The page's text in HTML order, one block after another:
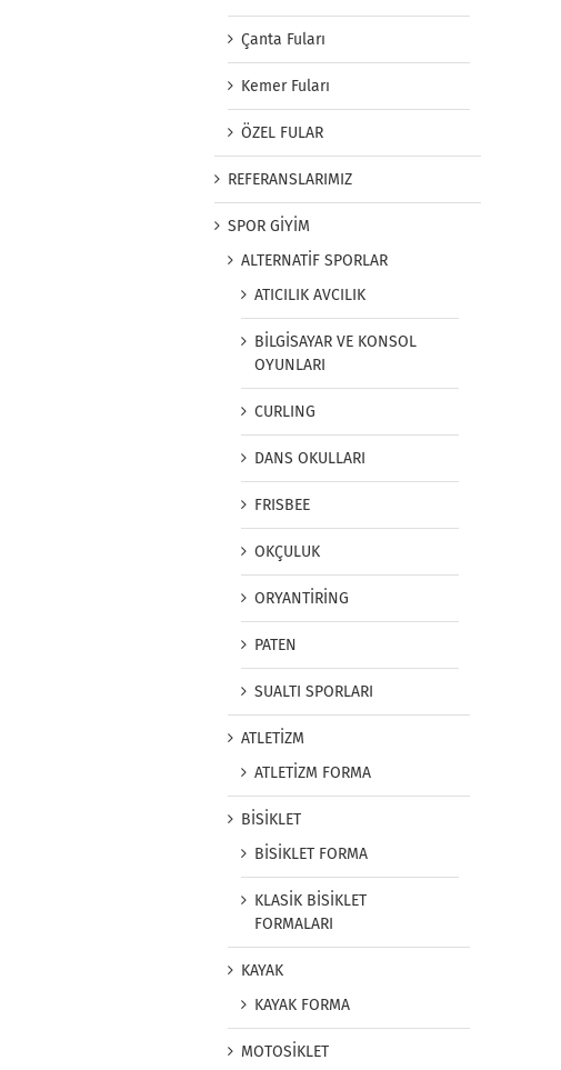
Çanta Fuları
Kemer Fuları
ÖZEL FULAR
REFERANSLARIMIZ
SPOR GİYİM
ALTERNATİF SPORLAR
ATICILIK AVCILIK
BİLGİSAYAR VE KONSOL
OYUNLARI
CURLING
DANS OKULLARI
FRISBEE
OKÇULUK
ORYANTİRİNG
PATEN
SUALTI SPORLARI
ATLETİZM
ATLETİZM FORMA
BİSİKLET
BİSİKLET FORMA
KLASİK BİSİKLET
FORMALARI
KAYAK
KAYAK FORMA
MOTOSİKLET